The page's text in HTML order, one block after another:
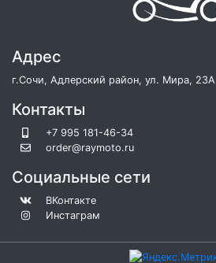
Адрес
г.Сочи, Адлерский район, ул. Мира, 23А
Контакты
+7 995 181-46-34
order@raymoto.ru
Социальные сети
ВКонтакте
Инстаграм